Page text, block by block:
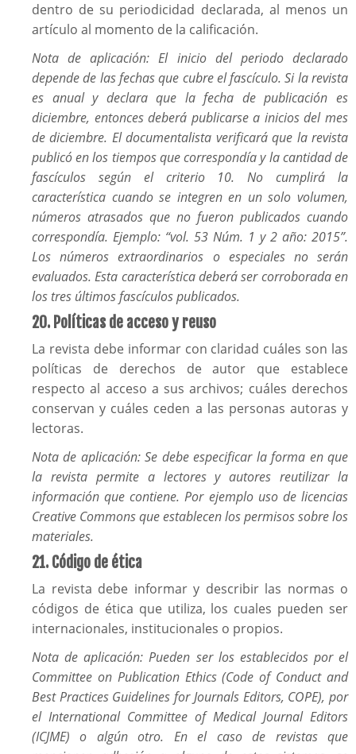
dentro de su periodicidad declarada, al menos un
artículo al momento de la calificación.
Nota de aplicación: El inicio del periodo declarado
depende de las fechas que cubre el fascículo. Si la revista
es anual y declara que la fecha de publicación es
diciembre, entonces deberá publicarse a inicios del mes
de diciembre. El documentalista verificará que la revista
publicó en los tiempos que correspondía y la cantidad de
fascículos según el criterio 10. No cumplirá la
característica cuando se integren en un solo volumen,
números atrasados que no fueron publicados cuando
correspondía. Ejemplo: “vol. 53 Núm. 1 y 2 año: 2015”.
Los números extraordinarios o especiales no serán
evaluados. Esta característica deberá ser corroborada en
los tres últimos fascículos publicados.
20. Políticas de acceso y reuso
La revista debe informar con claridad cuáles son las
políticas de derechos de autor que establece
respecto al acceso a sus archivos; cuáles derechos
conservan y cuáles ceden a las personas autoras y
lectoras.
Nota de aplicación: Se debe especificar la forma en que
la revista permite a lectores y autores reutilizar la
información que contiene. Por ejemplo uso de licencias
Creative Commons que establecen los permisos sobre los
materiales.
21. Código de ética
La revista debe informar y describir las normas o
códigos de ética que utiliza, los cuales pueden ser
internacionales, institucionales o propios.
Nota de aplicación: Pueden ser los establecidos por el
Committee on Publication Ethics (Code of Conduct and
Best Practices Guidelines for Journals Editors, COPE), por
el International Committee of Medical Journal Editors
(ICJME) o algún otro. En el caso de revistas que